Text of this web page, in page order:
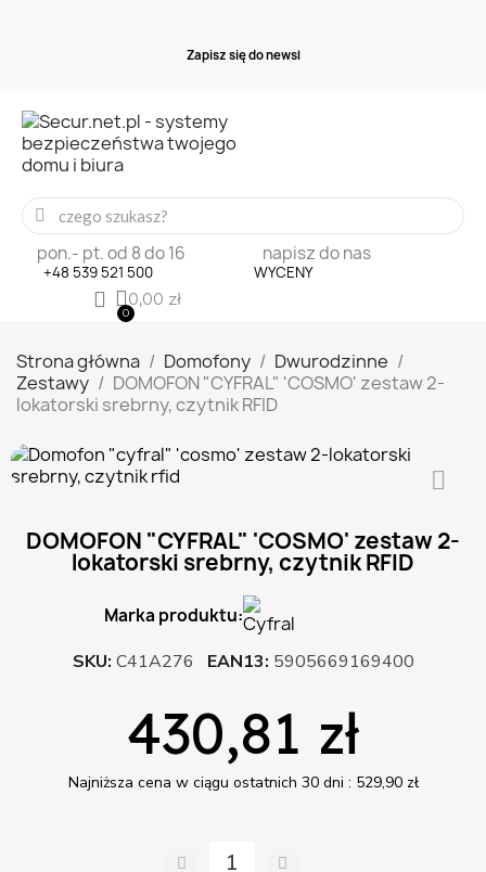
piszsię donewslete
+48 539 521 500
pon.- pt. od 8 do 16
WYCENY
napisz do nas
0,00 zł
Strona główna Domofony
Dwurodzinne
Zestawy
DOMOFON "CYFRAL" 'COSMO' zestaw 2-
lokatorski srebrny, czytnik RFID
DOMOFON "CYFRAL" 'COSMO' zestaw 2-
lokatorski srebrny, czytnik RFID
Marka produktu:
SKU C41A276 EAN13 5905669169400
430,81 zł
Najniższa cena w ciągu ostatnich 30 dni : 529,90 zł